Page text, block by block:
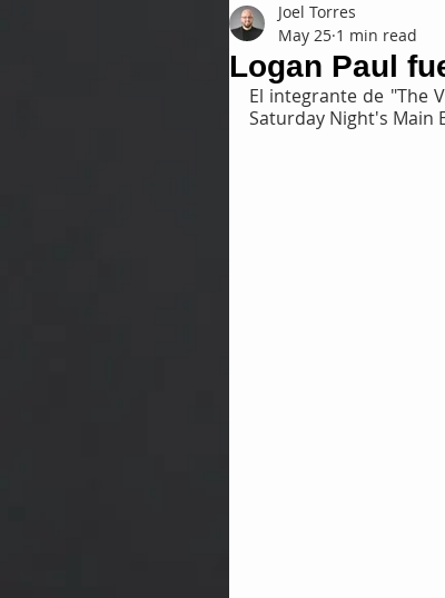
Logan Paul
Joel Torres
May 25 1 min read
El integrante de "The
Saturday Night's Main